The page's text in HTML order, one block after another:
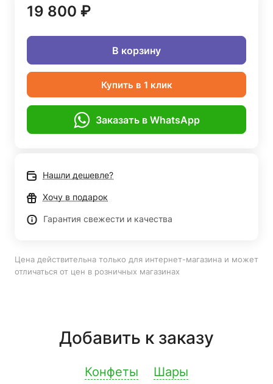
19 800 ₽
В корзину
Купить в 1 клик
Заказать в WhatsApp
Нашли дешевле?
Хочу в подарок
Гарантия свежести и качества
Цена действительна только для интернет-магазина и может
отличаться от цен в розничных магазинах
Добавить к заказу
Конфеты Шары